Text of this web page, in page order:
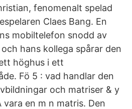
fenomenalt spelad
Claes Bang. En
mobiltelefon snodd av
hans kollega spårar den
höghus i ett
Fö 5 : vad handlar den
och matriser & y
vara en m n matris. Den